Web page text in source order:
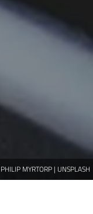
PHILIP MYRTORP | UNSPLASH